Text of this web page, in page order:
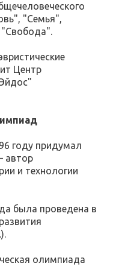
"Семья",
Центр
году придумал
автор
и технологии
была проведена в
олимпиада